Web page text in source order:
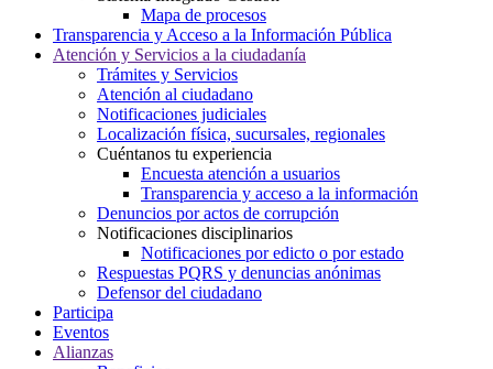
Mapa de procesos
Transparencia y Acceso a la Información Pública
Atención y Servicios a la ciudadanía
Trámites y Servicios
Atención al ciudadano
Notificaciones judiciales
Localización física, sucursales, regionales
Cuéntanos tu experiencia
Encuesta atención a usuarios
Transparencia y acceso a la información
Denuncios por actos de corrupción
Notificaciones disciplinarios
Notificaciones por edicto o por estado
Respuestas PQRS y denuncias anónimas
Defensor del ciudadano
Participa
Eventos
Alianzas